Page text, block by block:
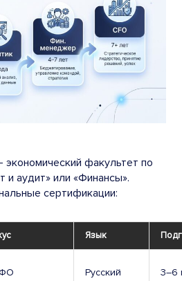
экономический факультет по
и аудит» или «Финансы».
сертификации:
Язык
Русский 3–6